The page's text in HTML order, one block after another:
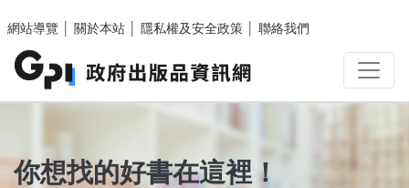
網站導覽
關於本站 隱私權及安全政策 聯絡我們
你想找的好書在這裡！